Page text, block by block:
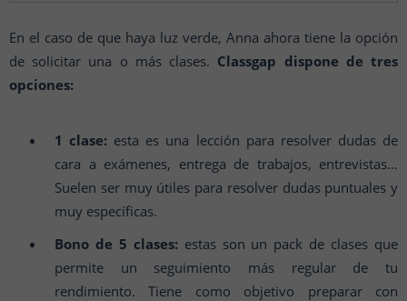
En el caso de que haya luz verde, Anna ahora tiene la opción
de solicitar una o más clases. Classgap dispone de tres
opciones:
1 clase: esta es una lección para resolver dudas de
cara a exámenes, entrega de trabajos, entrevistas…
Suelen ser muy útiles para resolver dudas puntuales y
muy específicas.
Bono de 5 clases:estas son un pack de clases que
permite un seguimiento más regular de tu
rendimiento. Tiene como objetivo preparar con